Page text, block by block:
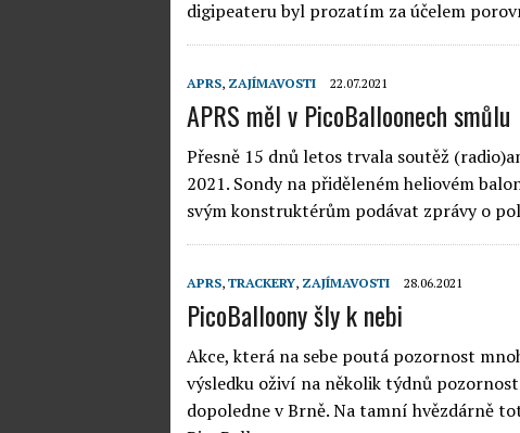
digipeateru byl prozatím za účelem
APRS, ZAJÍMAVOSTI 22.07.2021
APRS měl v PicoBalloonech smůlu
Přesně 15 dnů letos trvala soutěž
2021. Sondy na přiděleném heliovém
svým konstruktérům podávat zprávy o
APRS, TRACKERY, ZAJÍMAVOSTI 28.06.2021
PicoBalloony šly k nebi
Akce, která na sebe poutá pozornost
výsledku oživí na několik týdnů
dopoledne v Brně. Na tamní hvězdárně